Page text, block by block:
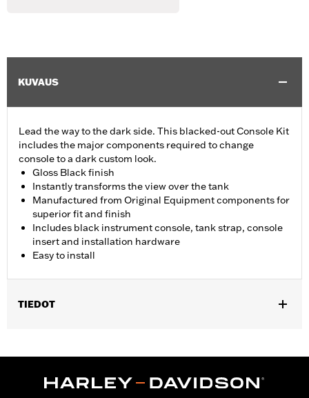
KUVAUS
Lead the way to the dark side. This blacked-out Console Kit
includes the major components required to change
console to a dark custom look.
Gloss Black finish
Instantly transforms the view over the tank
Manufactured from Original Equipment components for
superior fit and finish
Includes black instrument console, tank strap, console
insert and installation hardware
Easy to install
TIEDOT
Sold In Units:Each